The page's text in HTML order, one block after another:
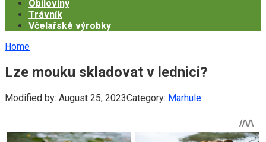
Obiloviny
Trávník
Včelařské výrobky
Home
Lze mouku skladovat v lednici?
Modified by: August 25, 2023Category: Marhule